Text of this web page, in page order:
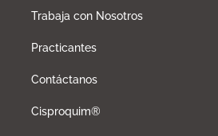
Trabaja con Nosotros
Practicantes
Contáctanos
Cisproquim®